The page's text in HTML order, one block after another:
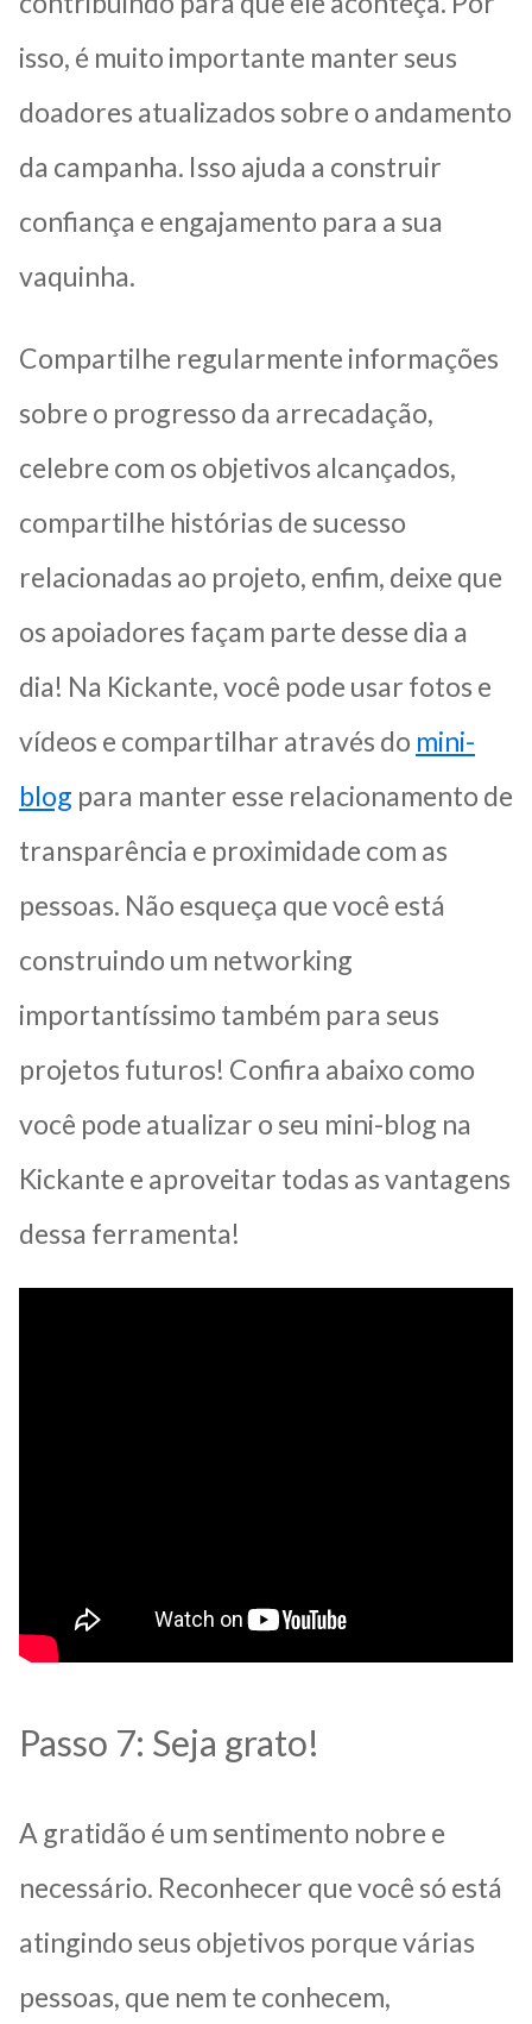
isso, é muito importante manter seus
doadores atualizados sobre o andamento
da campanha. Isso ajuda a construir
confiança e engajamento para a sua
vaquinha.
Compartilhe regularmente informações
sobre o progresso da arrecadação,
celebre com os objetivos alcançados,
compartilhe histórias de sucesso
relacionadas ao projeto, enfim, deixe que
os apoiadores façam parte desse dia a
dia! Na Kickante, você pode usar fotos e
vídeos e compartilhar através do mini-
blog para manter esse relacionamento de
transparência e proximidade com as
pessoas. Não esqueça que você está
construindo um networking
importantíssimo também para seus
projetos futuros! Confira abaixo como
você pode atualizar o seu mini-blog na
Kickante e aproveitar todas as vantagens
dessa ferramenta!
Passo 7: Seja grato!
A gratidão é um sentimento nobre e
necessário. Reconhecer que você só está
atingindo seus objetivos porque várias
pessoas, que nem te conhecem,